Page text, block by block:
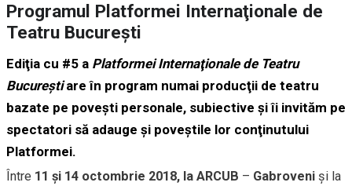
Programul Platformei Internaţionale de
Teatru Bucureşti
Ediţia cu #5 a Platformei Internaţionale de Teatru
Bucureştiare în program numai producţii de teatru
bazate pe poveşti personale, subiective şi îi invităm pe
spectatori să adauge şi poveştile lor conţinutului
Platformei.
Între 11 şi 14 octombrie 2018, la ARCUB – Gabroveni şi la